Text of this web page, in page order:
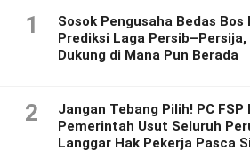
1
Sosok Pengusaha Bedas
Prediksi Laga
Dukung di Mana Pun Berada
2
Jangan Tebang Pilih! PC FSP
Pemerintah Usut Seluruh
Langgar Hak Pekerja Pasca